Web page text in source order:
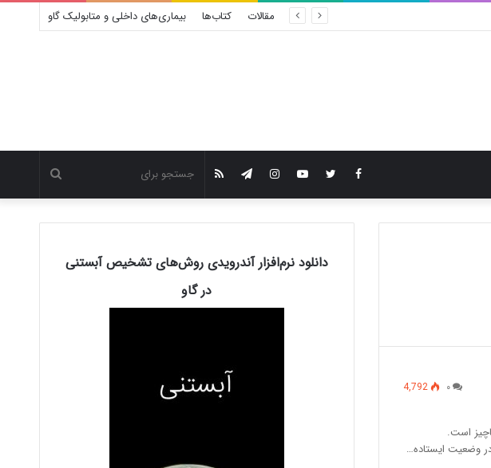
مقالات کتاب‌ها بیماری‌های داخلی و متابولیک گاو
جستجو
برای
خوراکتلگراماینستاگرامیوتیوبتوییتر فیس
بوک
۰ 4,792
است.
دانلود نرم‌افزار آندرویدی روش‌های تشخیص آبستنی
در گاو